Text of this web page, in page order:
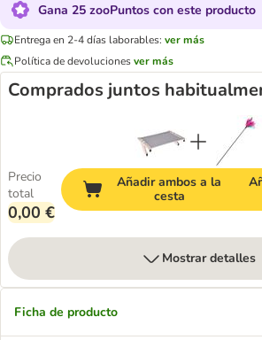
Gana 25 zooPuntos con este producto
Entrega en 2-4 días laborables: ver más
Política de devolucionesver más
Comprados juntos
Precio
total
0,00 €
Añadir ambos a la
cesta
Mostrar detalles
Ficha de producto